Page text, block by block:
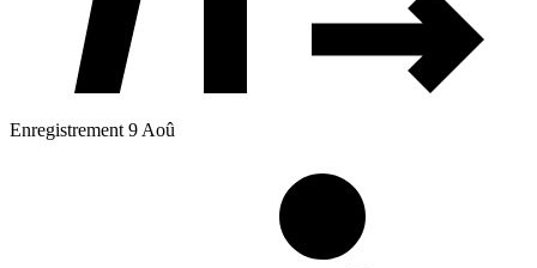
Enregistrement 9 Aoû